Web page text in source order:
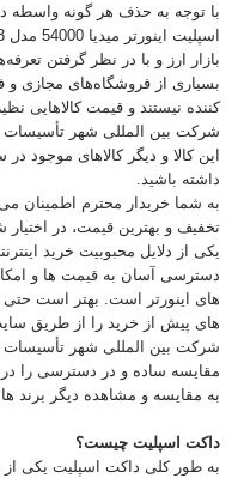
با توجه به حذف هر گونه واسطه
بازار ارز و با در نظر گرفتن
بسیاری از فروشگاه‌های مجازی و
کننده نیستند و قیمت کالاهایی
شرکت بین المللی شهر تأسیسات
این کالا و دیگر کالاهای موجود
داشته باشید.
به شما خریدار محترم اطمینان
تخفیف و بهترین قیمت، در
یکی از دلایل محبوبیت خرید
دسترسی آسان به قیمت ها و
های اینورتر است. بهتر است حتی
های پیش از خرید را از طریق
شرکت بین المللی شهر تأسیسات
مقایسه ساده و در دسترسی را در
به مقایسه و مشاهده دیگر برند
داکت اسپلیت چیست؟
به طور کلی داکت اسپلیت یکی از